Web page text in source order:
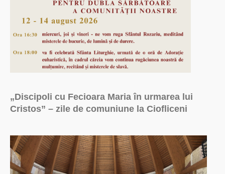
„Discipoli cu Fecioara Maria în urmarea lui
Cristos” – zile de comuniune la Ciofliceni